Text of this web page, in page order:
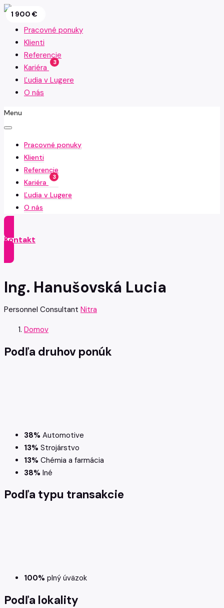
Pracovné ponuky
Klienti
Referencie
Kariéra
3
Ľudia v Lugere
O nás
Menu
Pracovné ponuky
Klienti
Referencie
Kariéra
3
Ľudia v Lugere
O nás
Kontakt
Ing. Hanušovská Lucia
Personnel Consultant Nitra
Domov
Podľa druhov ponúk
38% Automotive
13% Strojárstvo
13% Chémia a farmácia
38% Iné
Podľa typu transakcie
100% plný úväzok
Podľa lokality
2 250 €
1 650 €
2 100 €
2 000 €
1 400 €
1 600 €
1 500 €
1 900 €